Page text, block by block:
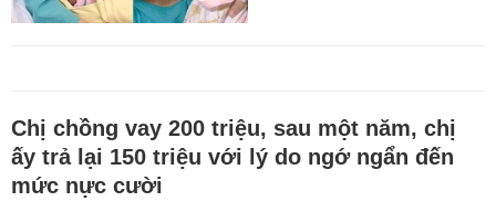
Chị chồng vay 200 triệu, sau một năm, chị
ấy trả lại 150 triệu với lý do ngớ ngẩn đến
mức nực cười